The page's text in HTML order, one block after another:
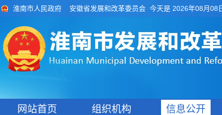
淮南市人民政府 安徽省发展和改革委员会 今天是 2026年08月08
网站首页 组织机构 信息公开